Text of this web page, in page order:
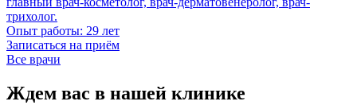
трихолог.
Опыт работы: 29 лет
Записаться на приём
Все врачи
Ждем вас в нашей клинике